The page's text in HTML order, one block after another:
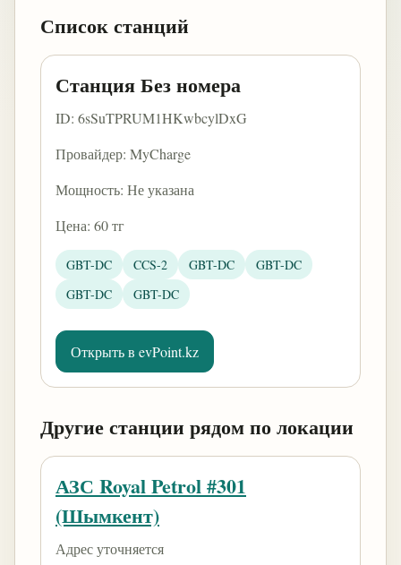
Список станций
Станция Без номера
ID: 6sSuTPRUM1HKwbcylDxG
Провайдер: MyCharge
Мощность: Не указана
Цена: 60 тг
GBT-DC CCS-2 GBT-DC
GBT-DC
GBT-DC
GBT-DC
Открыть в evPoint.kz
Другие станции рядом по локации
АЗС Royal Petrol #301
(Шымкент)
Адрес уточняется